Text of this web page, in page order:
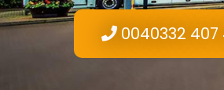
0040332 407